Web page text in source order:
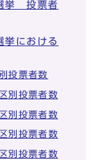
挙 投票者
における
投票者数
別投票者数
別投票者数
別投票者数
別投票者数